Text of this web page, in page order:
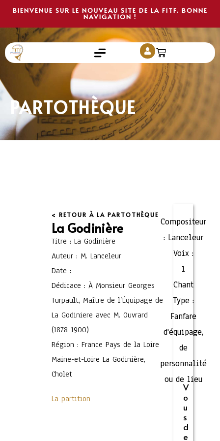
BIENVENUE SUR LE NOUVEAU SITE DE LA FITF. BONNE
NAVIGATION !
PARTOTHÈQUE
< RETOUR À LA PARTOTHÈQUE
La Godinière
Titre : La Godinière
Auteur : M. Lanceleur
Date :
Dédicace : À Monsieur Georges
Turpault, Maître de l’Équipage de
La Godiniere avec M. Ouvrard
(1878-1900)
Région : France Pays de la Loire
Maine-et-Loire La Godinière,
Cholet
La partition
Compositeur
: Lanceleur
Voix :
1
Chant
Type :
Fanfare
d'équipage,
de
personnalité
ou de lieu
V
o
u
s
d
e